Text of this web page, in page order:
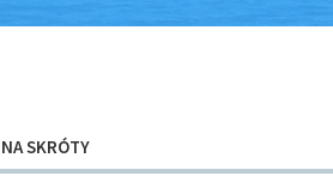
NA SKRÓTY